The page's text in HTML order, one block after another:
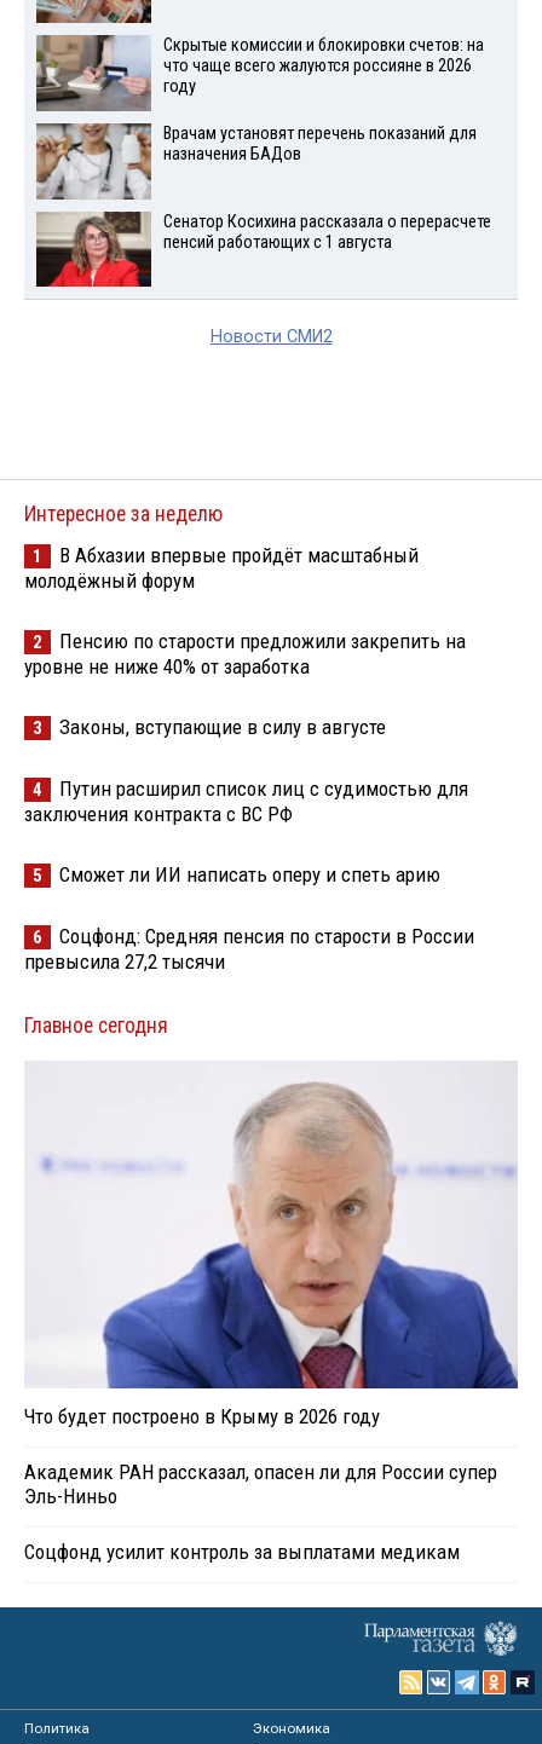
Скрытые комиссии и блокировки счетов: на
что чаще всего жалуются россияне в 2026
году
Врачам установят перечень показаний для
назначения БАДов
Сенатор Косихина рассказала о перерасчете
пенсий работающих с 1 августа
Новости СМИ2
Интересное за неделю
1
В Абхазии впервые пройдёт масштабный
молодёжный форум
2
Пенсию по старости предложили закрепить на
уровне не ниже 40% от заработка
3 Законы, вступающие в силу в августе
4
Путин расширил список лиц с судимостью для
заключения контракта с ВС РФ
5 Сможет ли ИИ написать оперу и спеть арию
6
Соцфонд: Средняя пенсия по старости в России
превысила 27,2 тысячи
Главное сегодня
Что будет построено в Крыму в 2026 году
Академик РАН рассказал, опасен ли для России супер
Эль-Ниньо
Соцфонд усилит контроль за выплатами медикам
Политика
Экономика